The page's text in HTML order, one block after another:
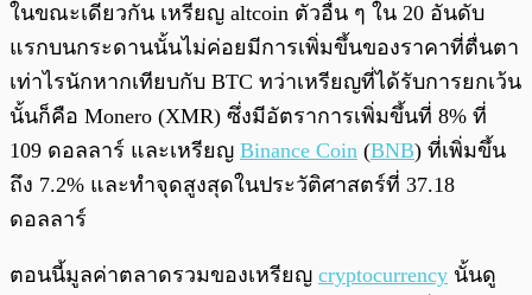
ในขณะเดียวกัน เหรียญ altcoin ตัวอื่น ๆ ใน 20 อันดับ
แรกบนกระดานนั้นไม่ค่อยมีการเพิ่มขึ้นของราคาที่ตื่นตา
เท่าไรนักหากเทียบกับ BTC ทว่าเหรียญที่ได้รับการยกเว้น
นั้นก็คือ Monero (XMR) ซึ่งมีอัตราการเพิ่มขึ้นที่ 8% ที่
109 ดอลลาร์ และเหรียญ Binance Coin (BNB) ที่เพิ่มขึ้น
ถึง 7.2% และทำจุดสูงสุดในประวัติศาสตร์ที่ 37.18
ดอลลาร์
ตอนนี้มูลค่าตลาดรวมของเหรียญ cryptocurrency นั้นดู